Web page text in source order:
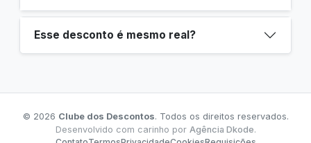
Esse desconto é mesmo real?
© 2026 Clube dos Descontos. Todos os direitos reservados.
Desenvolvido com carinho por Agência Dkode.